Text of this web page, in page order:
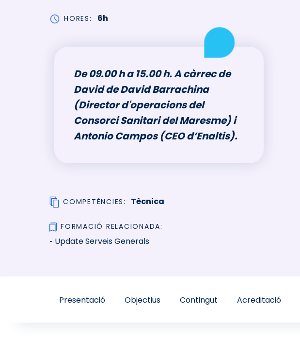
HORES 6h
De 09.00 h a 15.00 h. A càrrec de
David de David Barrachina
(Director d'operacions del
Consorci Sanitari del Maresme) i
Antonio Campos (CEO d’Enaltis).
COMPETÈNCIES Tècnica
FORMACIÓ RELACIONADA
Update Serveis Generals
Presentació Objectius Contingut Acreditació